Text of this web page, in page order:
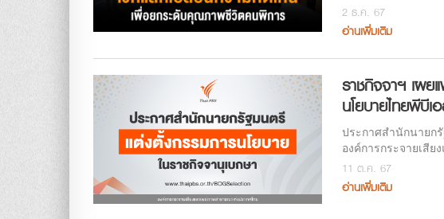
2 ธ.ค. 67
อ่านเพิ่มเติม
ราชกิจจาฯ เผย
นโยบายไทยพีบีเ
ประกาศสำนักนายก
องค์การกระจายเสี
11 ต.ค. 67
อ่านเพิ่มเติม